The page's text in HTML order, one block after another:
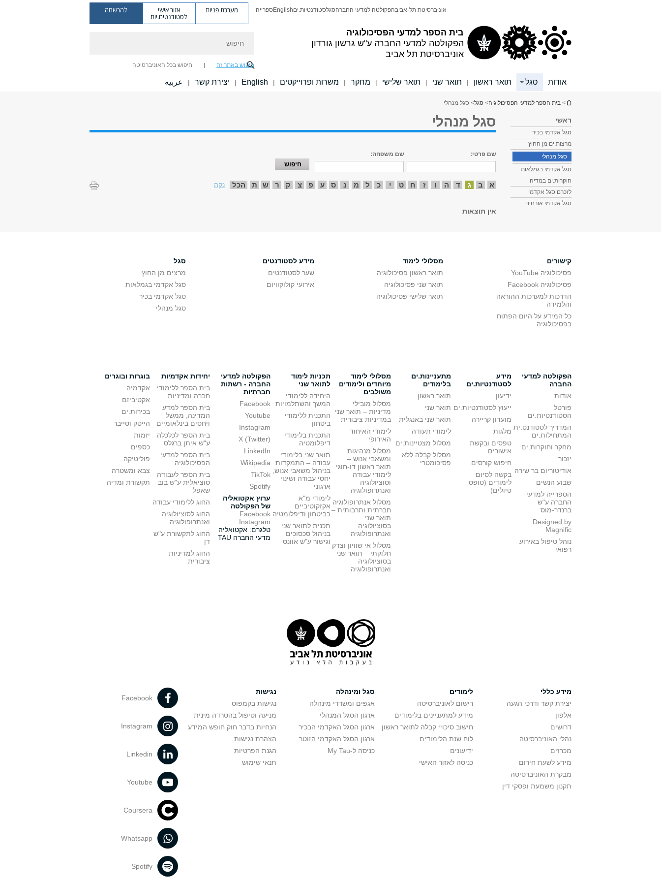
בית הספר למדעי הפסיכולוגיה
הפקולטה למדעי החברה ע"ש גרשון גורדון
אוניברסיטת תל אביב
אוניברסיטת תל-אביבהפקולטה למדעי החברהסגלסטודנטיות.יםEnglishספרייה מערכת פניות אזור אישי
לסטודנטים.יות
להרשמה
חיפוש באתר זה חיפוש בכל האוניברסיטה
אודות סגל תואר ראשון | תואר שני | תואר שלישי | מחקר | משרות ופרוייקטים |
English
| יצירת קשר | عربيه
הינך נמצא כאן
> בית הספר למדעי הפסיכולוגיה> סגל> סגל מנהלי
ראשי
סגל אקדמי בכיר
מרצות.ים מן החוץ
סגל מנהלי
סגל אקדמי בגמלאות
חוקרות.ים במדיה
לזכרם סגל אקדמי
סגל אקדמי אורחים
סגל מנהלי
שם פרטי: שם משפחה:
א ב ג ד ה ו ז ח ט י כ ל מ נ ס ע פ צ ק ר ש ת הכל נקה
אין תוצאות
קישורים
פסיכולוגיה YouTube
פסיכולוגיה Facebook
הדרכות למערכות ההוראה
והלמידה
כל המידע על היום הפתוח
בפסיכולוגיה
מסלולי לימוד
תואר ראשון פסיכולוגיה
תואר שני פסיכולוגיה
תואר שלישי פסיכולוגיה
מידע לסטודנטים
שער לסטודנטים
אירועי קולוקוויום
סגל
מרצים מן החוץ
סגל אקדמי בגמלאות
סגל אקדמי בכיר
סגל מנהלי
הפקולטה למדעי
החברה
אודות
פורטל
הסטודנטיות.ים
המדריך לסטודנט.ית
המתחילות.ים
מחקר וחוקרות.ים
יזכור
אודיטוריום בר שירה
שבוע הנשים
הספרייה למדעי
החברה ע"ש
ברנדר-מוס
Designed by
Magnific
נוהל טיפול באירוע
רפואי
מידע
לסטודנטיות.ים
ידיעון
ייעוץ לסטודנטיות.ים
מועדון קריירה
מלגות
טפסים ובקשת
אישורים
חיפוש קורסים
בקשה לסיום
לימודים (טופס
טיולים)
מתעניינות.ים
בלימודים
תואר ראשון
תואר שני
תואר שני באנגלית
לימודי תעודה
מסלול מצטיינות.ים
מסלול קבלה ללא
פסיכומטרי
מסלולי לימוד
מיוחדים ולימודים
משולבים
מסלול מובילי
מדיניות – תואר שני
במדיניות ציבורית
לימודי האיחוד
האירופי
מסלול מנהיגות
ומשאבי אנוש –
תואר ראשון דו-חוגי
לימודי עבודה
וסוציולוגיה
ואנתרופולוגיה
מסלול אנתרופולוגיה
חברתית ותרבותית –
תואר שני
בסוציולוגיה
ואנתרופולוגיה
מסלול אי שוויון וצדק
חלוקתי – תואר שני
בסוציולוגיה
ואנתרופולוגיה
תכניות לימוד
לתואר שני
היחידה ללימודי
המשך והשתלמויות
התכנית ללימודי
ביטחון
התכנית בלימודי
דיפלומטיה
תואר שני בלימודי
עבודה – התמקדות
בניהול משאבי אנוש,
יחסי עבודה ושינוי
ארגוני
לימודי מ"א
אקזקוטיביים
בביטחון ודיפלומטיה
תכנית לתואר שני
בניהול סכסוכים
וגישור ע"ש אוונס
הפקולטה למדעי
החברה - רשתות
חברתיות
Facebook
Youtube
Instagram
X (Twitter)
LinkedIn
Wikipedia
TikTok
Spotify
ערוץ אקטואליה
של הפקולטה
Facebook
Instagram
טלגרם: אקטואליה
מדעי החברה TAU
יחידות אקדמיות
בית הספר ללימודי
חברה ומדיניות
בית הספר למדע
המדינה, ממשל
ויחסים בינלאומיים
בית הספר לכלכלה
ע"ש איתן ברגלס
בית הספר למדעי
הפסיכולוגיה
בית הספר לעבודה
סוציאלית ע"ש בוב
שאפל
החוג ללימודי עבודה
החוג לסוציולוגיה
ואנתרופולוגיה
החוג לתקשורת ע"ש
דן
החוג למדיניות
ציבורית
בוגרות ובוגרים
אקדמיה
אקטיביזם
בכירות.ים
הייטק וסייבר
יזמות
כספים
פוליטיקה
צבא ומשטרה
תקשורת ומדיה
מידע כללי
יצירת קשר ודרכי הגעה
אלפון
דרושים
נהלי האוניברסיטה
מכרזים
מידע לשעת חירום
מבקרת האוניברסיטה
תקנון משמעת ופסקי דין
לימודים
רישום לאוניברסיטה
מידע למתעניינים בלימודים
חישוב סיכויי קבלה לתואר ראשון
לוח שנת הלימודים
ידיעונים
כניסה לאזור האישי
סגל ומינהלה
אגפים ומשרדי מינהלה
ארגון הסגל המנהלי
ארגון הסגל האקדמי הבכיר
ארגון הסגל האקדמי הזוטר
כניסה ל-My Tau
נגישות
נגישות בקמפוס
מניעה וטיפול בהטרדה מינית
הנחיות בדבר חוק חופש המידע
הצהרת נגישות
הגנת הפרטיות
תנאי שימוש
Facebook
Instagram
Linkedin
Youtube
Coursera
Whatsapp
Spotify